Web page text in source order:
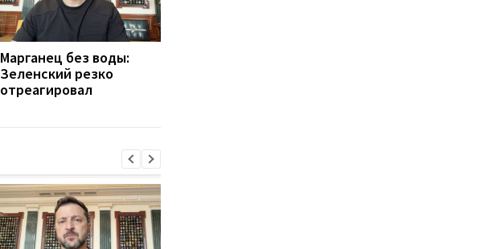
Марганец без воды:
Зеленский резко
отреагировал